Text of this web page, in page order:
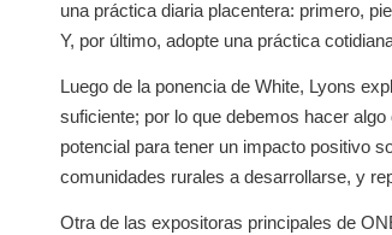
una práctica diaria placentera: primero,
Y, por último, adopte una práctica
Luego de la ponencia de White, Lyons
suficiente; por lo que debemos hacer
potencial para tener un impacto positivo
comunidades rurales a desarrollarse, y
Otra de las expositoras principales de